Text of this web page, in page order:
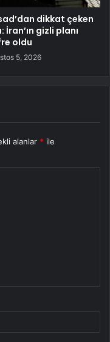
dikkat çeken
İran’ın gizli planı
oldu
5, 2026
alanlar * ile